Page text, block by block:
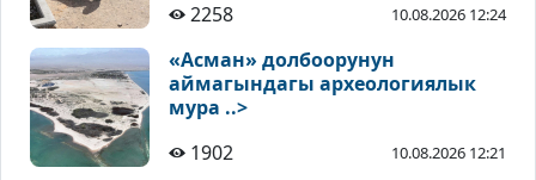
2258 10.08.2026 12:24
«Асман» долбоорунун
аймагындагы археологиялык
мура ..>
1902
10.08.2026 12:21